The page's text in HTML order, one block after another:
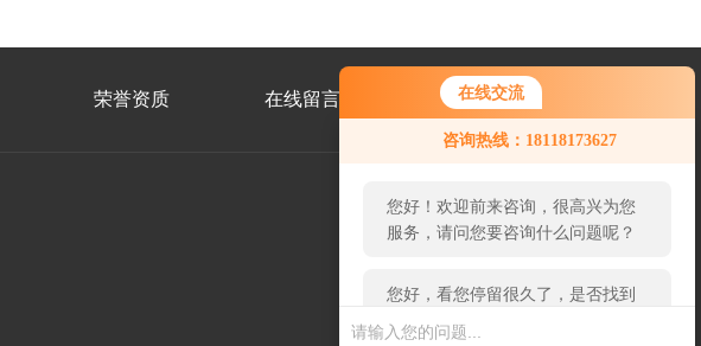
在线交流
咨询热线：18118173627
您好！欢迎前来咨询，很高兴为您
服务，请问您要咨询什么问题呢？
您好，看您停留很久了，是否找到
了需求产品，您可以直接在线与我
荣誉资质 在线留言 联系我们
号
二
码